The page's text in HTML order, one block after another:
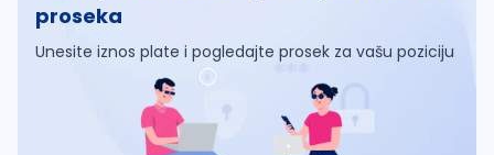
proseka
Unesite iznos plate i pogledajte prosek za vašu poziciju